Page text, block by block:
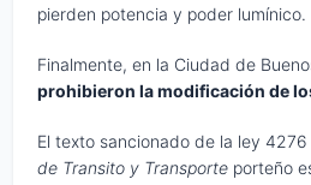
pierden potencia y poder lumínico.
Finalmente, en la Ciudad de
prohibieron la modificación de
El texto sancionado de la ley
de Transito y Transporte porteño